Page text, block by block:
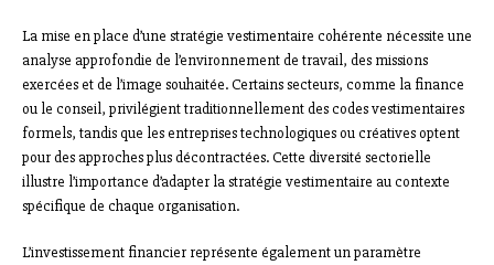
La mise en place d’une stratégie vestimentaire cohérente nécessite une
analyse approfondie de l’environnement de travail, des missions
exercées et de l’image souhaitée. Certains secteurs, comme la finance
ou le conseil, privilégient traditionnellement des codes vestimentaires
formels, tandis que les entreprises technologiques ou créatives optent
pour des approches plus décontractées. Cette diversité sectorielle
illustre l’importance d’adapter la stratégie vestimentaire au contexte
spécifique de chaque organisation.
L’investissement financier représente également un paramètre